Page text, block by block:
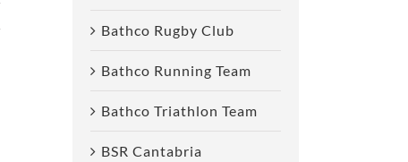
Bathco Rugby Club
Bathco Running Team
Bathco Triathlon Team
BSR Cantabria